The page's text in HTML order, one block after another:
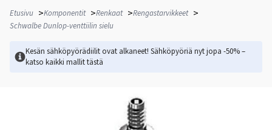
Etusivu >Komponentit >Renkaat >Rengastarvikkeet >
Schwalbe Dunlop-venttiilin sielu
Kesän sähköpyörädiilit ovat alkaneet! Sähköpyöriä nyt jopa -50% –
katso kaikki mallittästä